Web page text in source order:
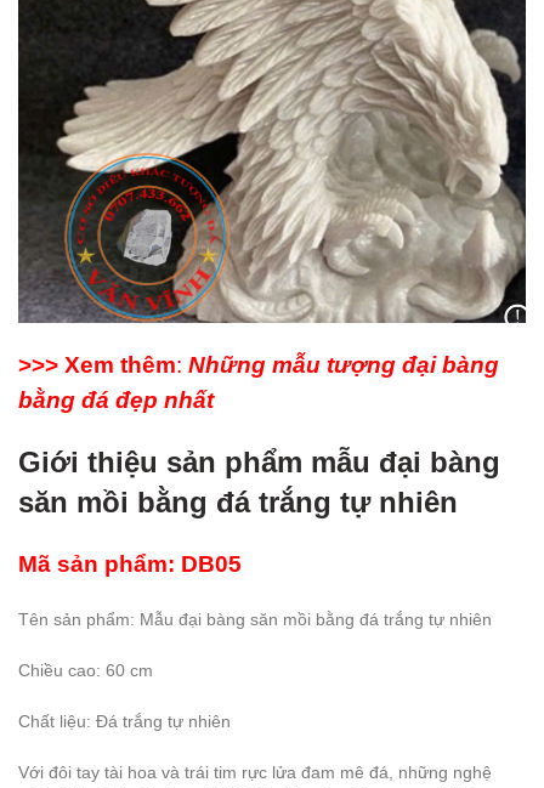
>>> Xem thêm: Những mẫu tượng đại bàng
bằng đá đẹp nhất
Giới thiệu sản phẩm mẫu đại bàng
săn mồi bằng đá trắng tự nhiên
Mã sản phẩm: DB05
Tên sản phẩm: Mẫu đại bàng săn mồi bằng đá trắng tự nhiên
Chiều cao: 60 cm
Chất liệu: Đá trắng tự nhiên
Với đôi tay tài hoa và trái tim rực lửa đam mê đá, những nghệ